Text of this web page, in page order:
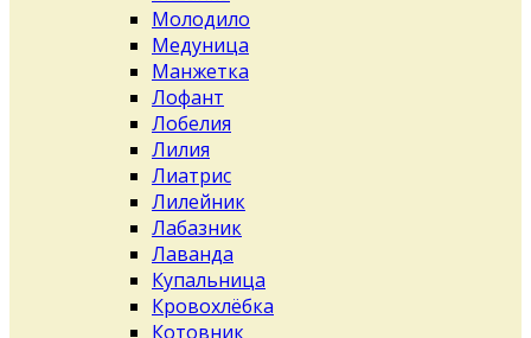
Молодило
Медуница
Манжетка
Лофант
Лобелия
Лилия
Лиатрис
Лилейник
Лабазник
Лаванда
Купальница
Кровохлёбка
Котовник